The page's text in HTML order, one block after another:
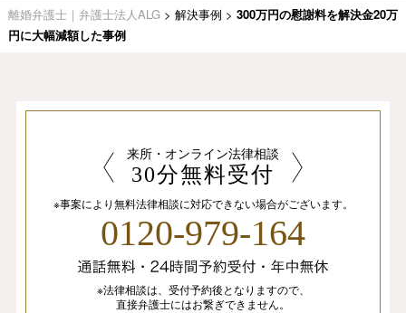
離婚弁護士｜弁護士法人ALG > 解決事例 > 300万円の慰謝料を解決金20万
円に大幅減額した事例
来所・オンライン法律相談
30分無料受付
※事案により無料法律相談に対応できない場合がございます。
0120-979-164
※法律相談は、 受付予約後となりますので、
直接弁護士にはお繋ぎできません。